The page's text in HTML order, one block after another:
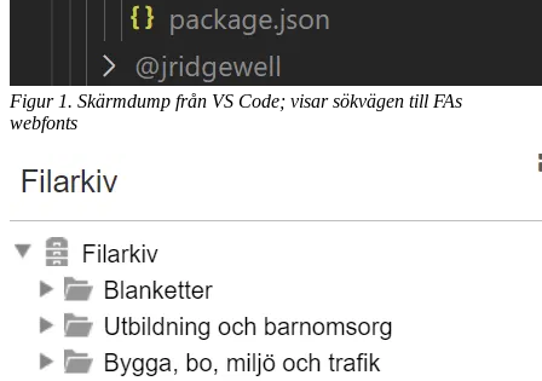
Figur 1. Skärmdump från VS Code; visar sökvägen till FAs
webfonts